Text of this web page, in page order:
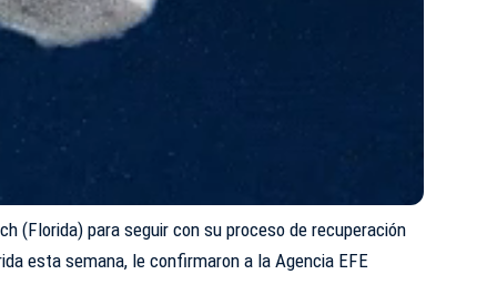
(Florida) para seguir con su proceso de recuperación
esta semana, le confirmaron a la Agencia EFE